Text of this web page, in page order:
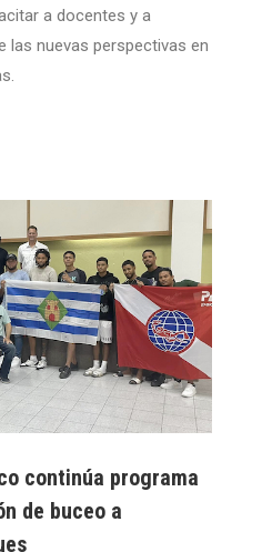
a docentes y a
las nuevas perspectivas en
continúa programa
de buceo a